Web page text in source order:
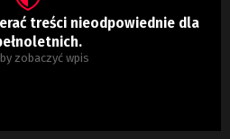
treści nieodpowiednie dla
zobaczyć wpis